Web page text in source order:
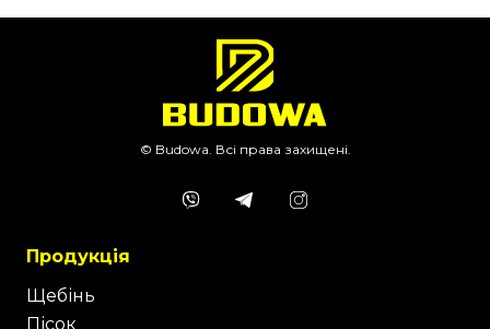
© Budowa. Всі права захищені.
Продукція
Щебінь
Пісок